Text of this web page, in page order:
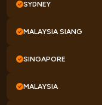
SYDNEY
MALAYSIA SIANG
SINGAPORE
MALAYSIA